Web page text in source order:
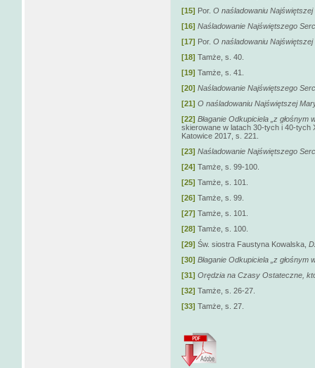
[15] Por. O naśladowaniu
[16] Naśladowanie Najświętszego
[17] Por. O naśladowaniu
[18] Tamże, s. 40.
[19] Tamże, s. 41.
[20] Naśladowanie Najświętszego
[21] O naśladowaniu Najświętszej
[22] Błaganie Odkupiciela „z
skierowane w latach 30-tych i 40-tych
Katowice 2017, s. 221.
[23] Naśladowanie Najświętszego
[24] Tamże, s. 99-100.
[25] Tamże, s. 101.
[26] Tamże, s. 99.
[27] Tamże, s. 101.
[28] Tamże, s. 100.
[29] Św. siostra Faustyna Kowalska,
[30] Błaganie Odkupiciela „z
[31] Orędzia na Czasy Ostateczne,
[32] Tamże, s. 26-27.
[33] Tamże, s. 27.